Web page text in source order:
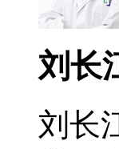
刘长
刘长